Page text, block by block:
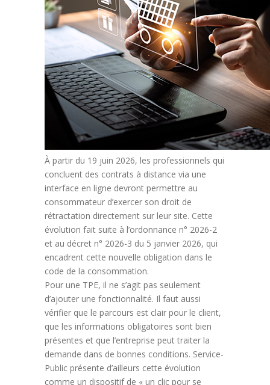
À partir du 19 juin 2026, les professionnels qui
concluent des contrats à distance via une
interface en ligne devront permettre au
consommateur d’exercer son droit de
rétractation directement sur leur site. Cette
évolution fait suite à l’ordonnance n° 2026-2
et au décret n° 2026-3 du 5 janvier 2026, qui
encadrent cette nouvelle obligation dans le
code de la consommation.
Pour une TPE, il ne s’agit pas seulement
d’ajouter une fonctionnalité. Il faut aussi
vérifier que le parcours est clair pour le client,
que les informations obligatoires sont bien
présentes et que l’entreprise peut traiter la
demande dans de bonnes conditions. Service-
Public présente d’ailleurs cette évolution
comme un dispositif de « un clic pour se